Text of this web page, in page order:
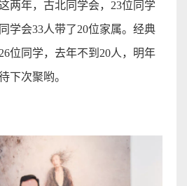
两年，古北同学会， 23位同学
学会33人带了20位家属。经典
26位同学，去年不到 20人，明年
下次聚哟。